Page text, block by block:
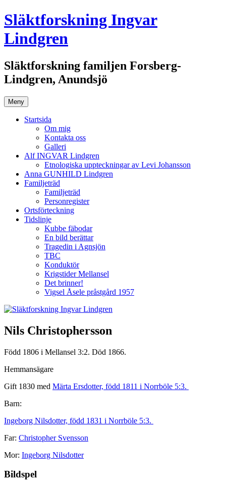
Hoppa
till
innehåll
Släktforskning Ingvar
Lindgren
Släktforskning familjen Forsberg-
Lindgren, Anundsjö
Meny
Startsida
Om mig
Kontakta oss
Galleri
Alf INGVAR Lindgren
Etnologiska uppteckningar av Levi Johansson
Anna GUNHILD Lindgren
Familjeträd
Familjeträd
Personregister
Ortsförteckning
Tidslinje
Kubbe fäbodar
En bild berättar
Tragedin i Agnsjön
TBC
Konduktör
Krigstider Mellansel
Det brinner!
Vigsel Åsele pråstgård 1957
Nils Christophersson
Född 1806 i Mellansel 3:2. Död 1866.
Hemmansägare
Gift 1830 med Märta Ersdotter, född 1811 i Norrböle 5:3.
Barn:
Ingeborg Nilsdotter, född 1831 i Norrböle 5:3.
Far: Christopher Svensson
Mor: Ingeborg Nilsdotter
Bildspel